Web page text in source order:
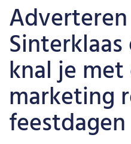
knal je
marketing
feestdagen